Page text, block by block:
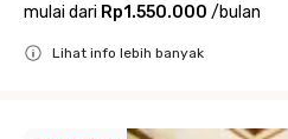
mulai dari Rp1.550.000 /bulan
Lihat info lebih banyak